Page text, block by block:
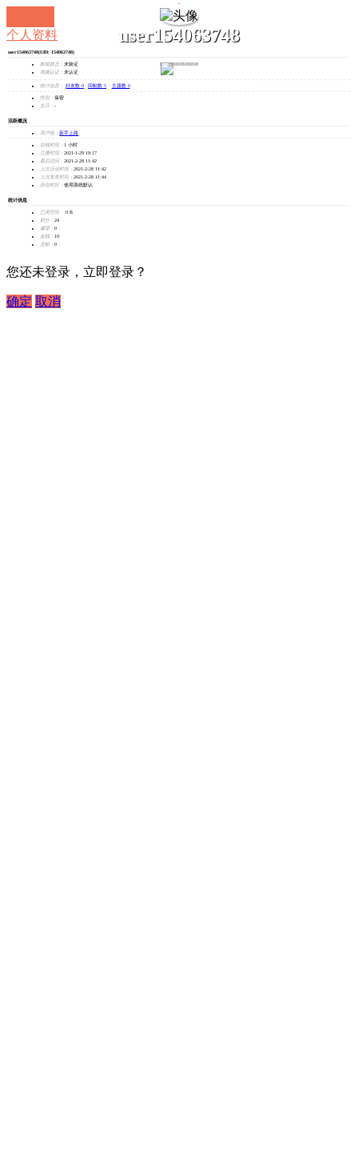
user154063748
发消息
个人资料
user154063748(UID: 154063748)
邮箱状态： 未验证
视频认证： 未认证
统计信息： 好友数 0 回帖数 5 主题数 0
性别： 保密
生日： -
活跃概况
用户组： 新手上路
在线时间： 1 小时
注册时间： 2021-1-29 19:17
最后访问： 2021-2-28 11:42
上次活动时间： 2021-2-28 11:42
上次发表时间： 2021-2-28 11:44
所在时区： 使用系统默认
统计信息
已用空间：
0 B
积分： 24
威望： 0
金钱： 19
贡献： 0
您还未登录，立即登录？
确定 取消